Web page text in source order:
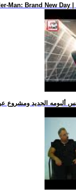
ألبومه الجديد ومشروع